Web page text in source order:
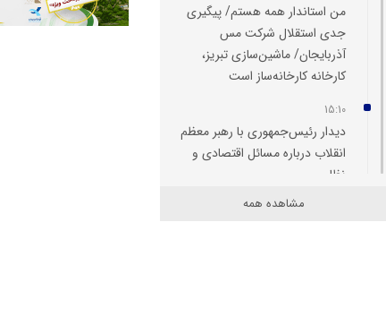
من استاندار همه هستم/ پیگیری
جدی استقلال شرکت مس
آذربایجان/ ماشین‌سازی تبریز،
کارخانه کارخانه‌ساز است
15:10
دیدار رئیس‌جمهوری با رهبر معظم
انقلاب درباره مسائل اقتصادی و
نظامی
مشاهده همه